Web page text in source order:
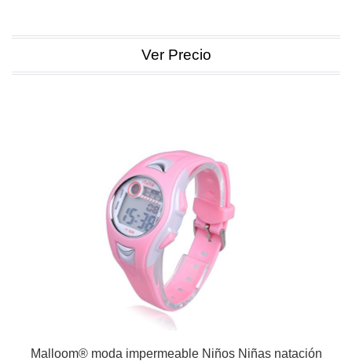
Ver Precio
Malloom® moda impermeable Niños Niñas natación